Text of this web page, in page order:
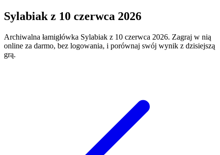
Sylabiak z 10 czerwca 2026
Archiwalna łamigłówka Sylabiak z 10 czerwca 2026. Zagraj w nią
online za darmo, bez logowania, i porównaj swój wynik z dzisiejszą
grą.